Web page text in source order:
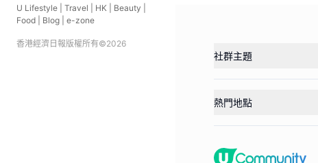
U Lifestyle Travel HK Beauty
Food
Blog e-zone
香港經濟日報版權所有©2026
社群主題
熱門地點